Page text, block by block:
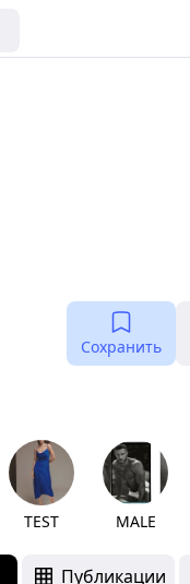
Сохранить
TEST MALE
Публикации